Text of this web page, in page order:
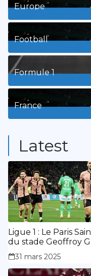
Europe
Football
Formule 1
France
Latest
Ligue 1 : Le Paris
du stade Geoffroy
doublé de Doué.
31 mars 2025